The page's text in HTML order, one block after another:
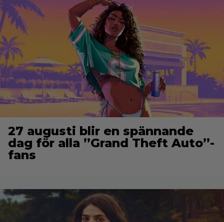
27 augusti blir en spännande
dag för alla ”Grand Theft Auto”-
fans